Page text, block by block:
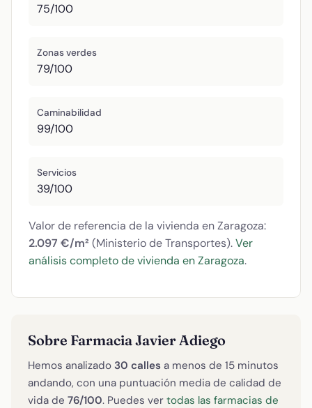
75/100
Zonas verdes
79/100
Caminabilidad
99/100
Servicios
39/100
Valor de referencia de la vivienda en Zaragoza:
2.097 €/m² (Ministerio de Transportes).Ver
análisis completo de vivienda en Zaragoza.
Sobre Farmacia Javier Adiego
Hemos analizado 30 calles a menos de 15 minutos
andando, con una puntuación media de calidad de
vida de 76/100. Puedes ver todas las farmacias de